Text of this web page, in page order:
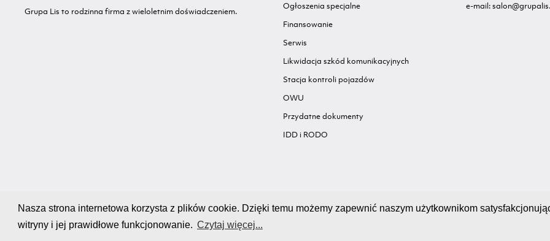
Nasza strona internetowa korzysta z plików cookie. Dzięki temu możemy zapewnić naszym użytkownikom
witryny i jej prawidłowe funkcjonowanie. Czytaj więcej...
Grupa Lis to rodzinna firma z wieloletnim doświadczeniem.
Ogłoszenia specjalne
Finansowanie
Serwis
Likwidacja szkód komunikacyjnych
Stacja kontroli pojazdów
OWU
Przydatne dokumenty
IDD i RODO
e-mail:
Copyright Ⓒ GRUPA LIS